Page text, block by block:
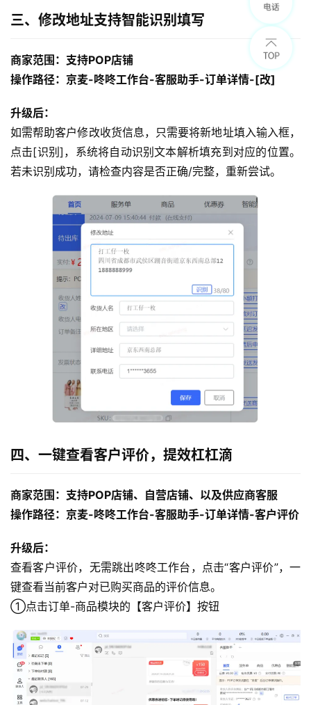
三、修改地址支持智能识别填写
商家范围：支持POP店铺
操作路径：京麦-咚咚工作台-客服助手-订单详情-[改]
升级后：
如需帮助客户修改收货信息，只需要将新地址填入输入框，
点击[识别]，系统将自动识别文本解析填充到对应的位置。
若未识别成功，请检查内容是否正确/完整，重新尝试。
四、一键查看客户评价，提效杠杠滴
商家范围：支持POP店铺、自营店铺、以及供应商客服
操作路径：京麦-咚咚工作台-客服助手-订单详情-客户评价
升级后：
查看客户评价，无需跳出咚咚工作台，点击“客户评价”，一
键查看当前客户对已购买商品的评价信息。
①点击订单-商品模块的【客户评价】按钮